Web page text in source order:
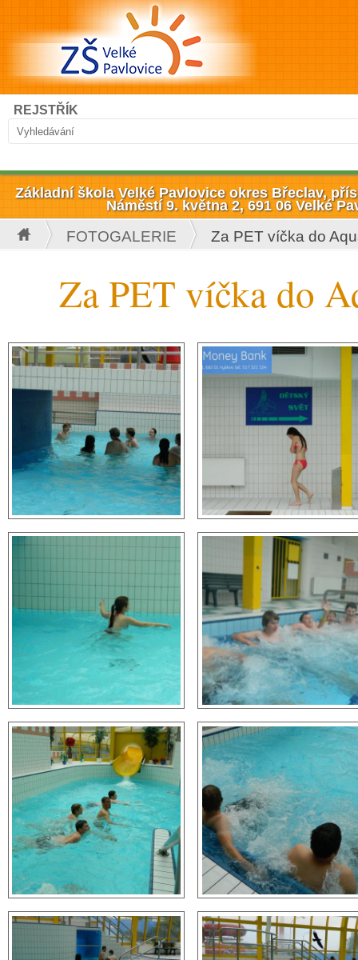
Přejít k hlavnímu obsahu
Vyhledávání
Hledat
REJSTŘÍK
Základní škola Velké Pavlovice okres Břeclav,
Náměstí 9. května 2, 691 06 Velké
Jste zde
FOTOGALERIE Za PET víčka do
Za PET víčka do